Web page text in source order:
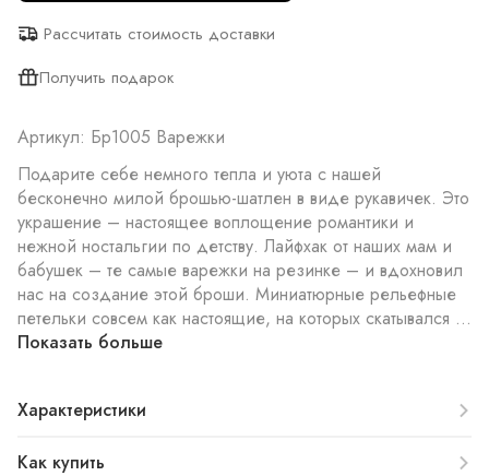
Рассчитать стоимость доставки
Получить подарок
Артикул: Бр1005 Варежки
Подарите себе немного тепла и уюта с нашей
бесконечно милой брошью-шатлен в виде рукавичек. Это
украшение – настоящее воплощение романтики и
нежной ностальгии по детству. Лайфхак от наших мам и
бабушек – те самые варежки на резинке – и вдохновил
нас на создание этой броши. Миниатюрные рельефные
петельки совсем как настоящие, на которых скатывался ...
Показать больше
Характеристики
Как купить